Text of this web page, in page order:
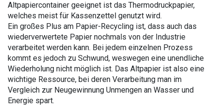
Altpapiercontainer geeignet ist das Thermodruckpapier,
welches meist für Kassenzettel genutzt wird.
Ein großes Plus am Papier-Recycling ist, dass auch das
wiederverwertete Papier nochmals von der Industrie
verarbeitet werden kann. Bei jedem einzelnen Prozess
kommt es jedoch zu Schwund, weswegen eine unendliche
Wiederholung nicht möglich ist. Das Altpapier ist also eine
wichtige Ressource, bei deren Verarbeitung man im
Vergleich zur Neugewinnung Unmengen an Wasser und
Energie spart.